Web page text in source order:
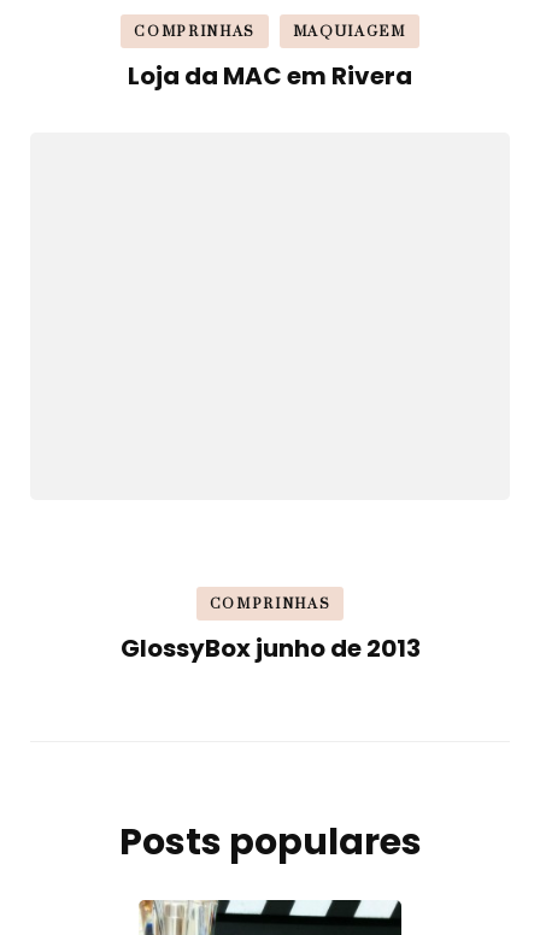
COMPRINHAS MAQUIAGEM
Loja da MAC em Rivera
COMPRINHAS
GlossyBox junho de 2013
Posts populares